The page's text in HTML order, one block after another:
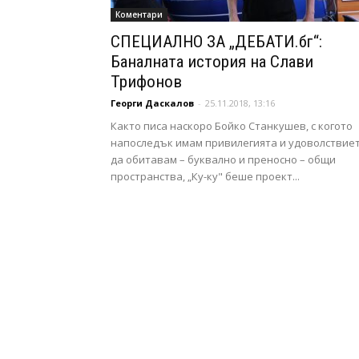
Коментари
СПЕЦИАЛНО ЗА „ДЕБАТИ.бг“:
Баналната история на Слави
Трифонов
Георги Даскалов - 25.11.2018, 13:16
Както писа наскоро Бойко Станкушев, с когото
напоследък имам привилегията и
да обитавам – буквално и преносно – общи
пространства, „Ку-ку" беше проект...